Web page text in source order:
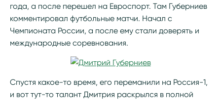
года, а после перешел на Евроспорт. Там Губерниев
комментировал футбольные матчи. Начал с
Чемпионата России, а после ему стали доверять и
международные соревнования.
Спустя какое-то время, его переманили на Россия-1,
и вот тут-то талант Дмитрия раскрылся в полной